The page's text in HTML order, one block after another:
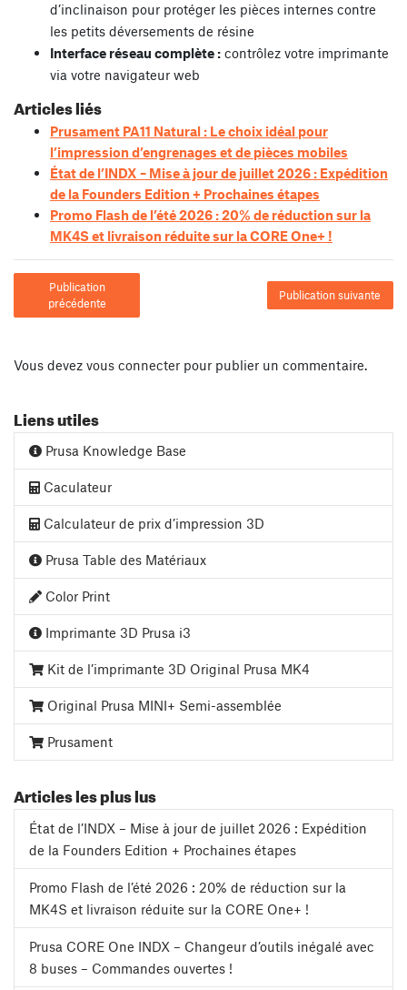
d’inclinaison pour protéger les pièces internes contre
les petits déversements de résine
Interface réseau complète : contrôlez votre imprimante
via votre navigateur web
Articles liés
Prusament PA11 Natural : Le choix idéal pour
l’impression d’engrenages et de pièces mobiles
État de l’INDX – Mise à jour de juillet 2026 : Expédition
de la Founders Edition + Prochaines étapes
Promo Flash de l’été 2026 : 20% de réduction sur la
MK4S et livraison réduite sur la CORE One+ !
Publication
précédente
Publication suivante
Vous devez vous connecter pour publier un commentaire.
Liens utiles
Prusa Knowledge Base
Caculateur
Calculateur de prix d’impression 3D
Prusa Table des Matériaux
Color Print
Imprimante 3D Prusa i3
Kit de l’imprimante 3D Original Prusa MK4
Original Prusa MINI+ Semi-assemblée
Prusament
Articles les plus lus
État de l’INDX – Mise à jour de juillet 2026 : Expédition
de la Founders Edition + Prochaines étapes
Promo Flash de l’été 2026 : 20% de réduction sur la
MK4S et livraison réduite sur la CORE One+ !
Prusa CORE One INDX – Changeur d’outils inégalé avec
8 buses – Commandes ouvertes !